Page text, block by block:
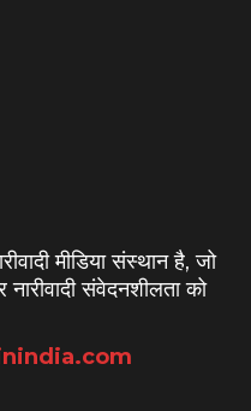
मीडिया संस्थान है, जो
संवेदनशीलता को